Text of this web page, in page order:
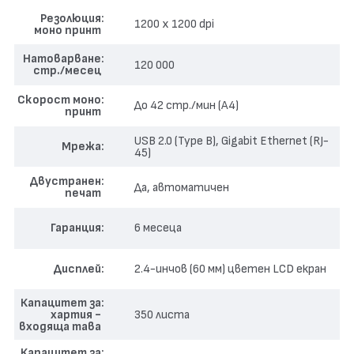
Скорост:
прецизен текст.
Двустранен печат: Автоматичен duplex – пестене на
Бърз старт: Първа страница само за 6.5 секунди.
Висока производителност:Препоръчителен месечен
в офиса.
5W в режим на сън.
Резолюция
моно принт
1200 x 1200 dpi
Натоварване
стр./месец
120 000
Скорост моно
принт
До 42 стр./мин (А4)
Мрежа
USB 2.0 (Type B), Gigabit Ethernet (RJ-
45)
Двустранен
печат
Да, автоматичен
Гаранция 6 месеца
Дисплей 2.4-инчов (60 мм) цветен LCD екран
Капацитет за
хартия -
входяща тава
350 листа